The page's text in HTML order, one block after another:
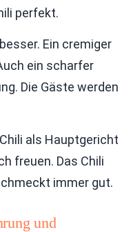
perfekt.
Ein cremiger
ein scharfer
Die Gäste werden
als Hauptgericht
freuen. Das Chili
immer gut.
und